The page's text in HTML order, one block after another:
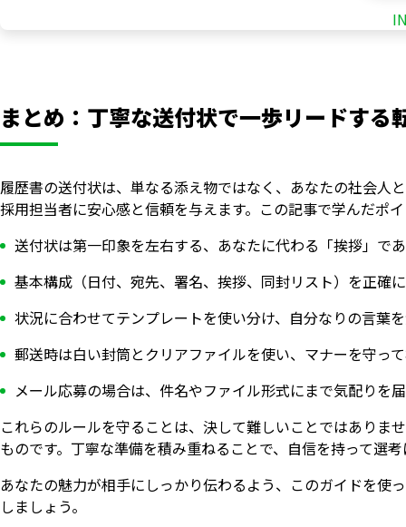
まとめ：丁寧な送付状で一歩リードする
履歴書の送付状は、単なる添え物ではなく、あなたの社会人
採用担当者に安心感と信頼を与えます。この記事で学んだポ
送付状は第一印象を左右する、あなたに代わる「挨拶」で
基本構成（日付、宛先、署名、挨拶、同封リスト）を正確
状況に合わせてテンプレートを使い分け、自分なりの言葉
郵送時は白い封筒とクリアファイルを使い、マナーを守っ
メール応募の場合は、件名やファイル形式にまで気配りを
これらのルールを守ることは、決して難しいことではありま
ものです。丁寧な準備を積み重ねることで、自信を持って選
あなたの魅力が相手にしっかり伝わるよう、このガイドを使
しましょう。